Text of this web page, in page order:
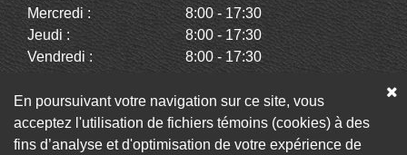
Mercredi :
8:00 - 17:30
Jeudi :
8:00 - 17:30
Vendredi :
8:00 - 17:30
Dimanche :
Fermé
En poursuivant votre navigation sur ce site, vous
acceptez l'utilisation de fichiers témoins (cookies) à des
fins d’analyse et d'optimisation de votre expérience de